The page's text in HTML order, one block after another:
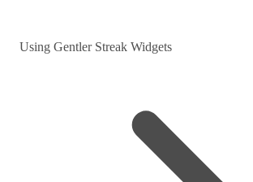
Using Gentler Streak Widgets